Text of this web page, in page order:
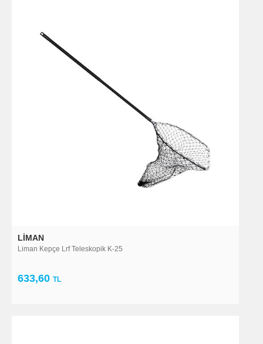
LIMAN
Liman Kepçe Lrf Teleskopik K-25
633,60 TL